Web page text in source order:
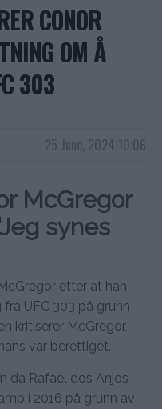
CONOR
OM Å
303
25 June, 2024 10:06
McGregor
synes
etter at han
UFC 303 på grunn
kritiserer McGregor,
var berettiget.
da Rafael dos Anjos
i 2016 på grunn av